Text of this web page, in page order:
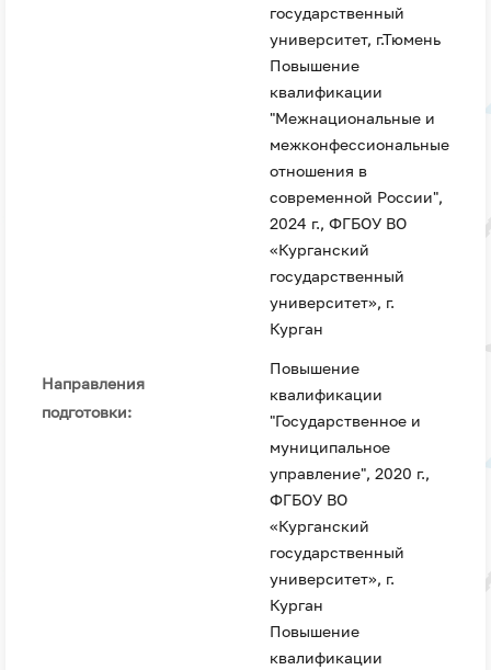
государственный
университет, г.Тюмень
Повышение
квалификации
"Межнациональные и
межконфессиональные
отношения в
современной России",
2024 г., ФГБОУ ВО
«Курганский
государственный
университет», г.
Курган
Направления
подготовки:
Повышение
квалификации
"Государственное и
муниципальное
управление", 2020 г.,
ФГБОУ ВО
«Курганский
государственный
университет», г.
Курган
Повышение
квалификации